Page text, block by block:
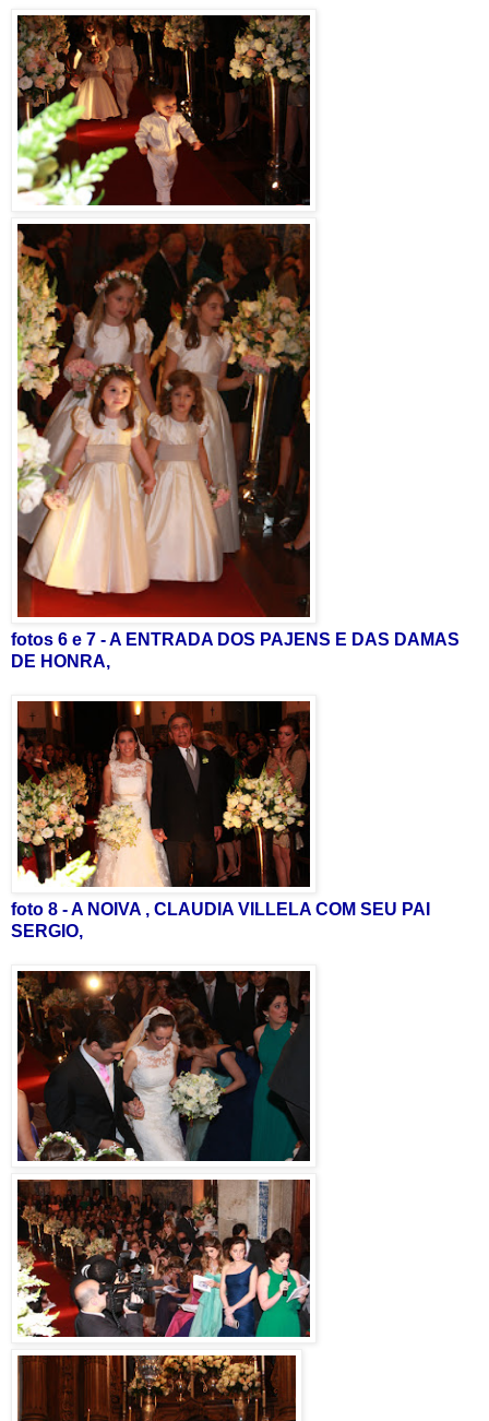
fotos 6 e 7 - A ENTRADA DOS PAJENS E DAS DAMAS
DE HONRA,
foto 8 - A NOIVA , CLAUDIA VILLELA COM SEU PAI
SERGIO,